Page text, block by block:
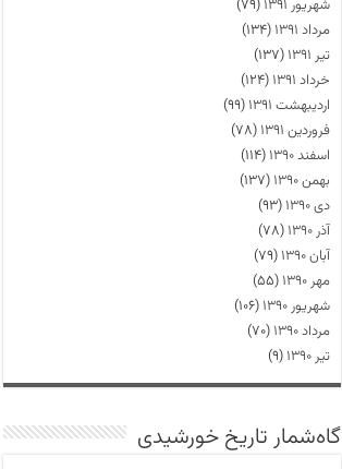
شهریور ۱۳۹۱
(۷۹)
مرداد ۱۳۹۱
(۱۳۴)
تیر ۱۳۹۱
(۱۳۷)
خرداد ۱۳۹۱
(۱۲۴)
اردیبهشت ۱۳۹۱
(۹۹)
فروردین ۱۳۹۱
(۷۸)
اسفند ۱۳۹۰
(۱۱۴)
بهمن ۱۳۹۰
(۱۳۷)
دی ۱۳۹۰
(۹۳)
آذر ۱۳۹۰
(۷۸)
آبان ۱۳۹۰
(۷۹)
مهر ۱۳۹۰
(۵۵)
شهریور ۱۳۹۰
(۱۰۶)
مرداد ۱۳۹۰
(۷۰)
تیر ۱۳۹۰
(۹)
گاه‌شمار تاریخ خورشیدی